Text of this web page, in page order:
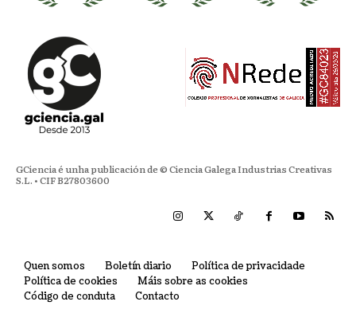
GCiencia é unha publicación de © Ciencia Galega Industrias Creativas
S.L. • CIF B27803600
Quen somos Boletín diario
Política de privacidade
Política de cookies
Máis sobre as cookies
Código de conduta
Contacto